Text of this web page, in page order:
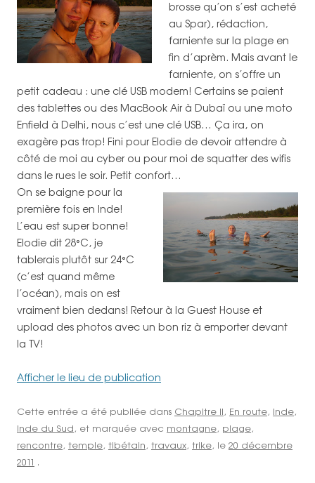
brosse qu’on s’est acheté
au Spar), rédaction,
farniente sur la plage en
fin d’aprèm. Mais avant le
farniente, on s’offre un
petit cadeau : une clé USB modem! Certains se paient
des tablettes ou des MacBook Air à Dubaï ou une moto
Enfield à Delhi, nous c’est une clé USB… Ça ira, on
exagère pas trop! Fini pour Elodie de devoir attendre à
côté de moi au cyber ou pour moi de squatter des wifis
dans le rues le soir. Petit confort…
On se baigne pour la
première fois en Inde!
L’eau est super bonne!
Elodie dit 28°C, je
tablerais plutôt sur 24°C
(c’est quand même
l’océan), mais on est
vraiment bien dedans! Retour à la Guest House et
upload des photos avec un bon riz à emporter devant
la TV!
Afficher le lieu de publication
Cette entrée a été publiée dans Chapitre II, En route, Inde,
Inde du Sud, et marquée avec montagne, plage,
rencontre, temple, tibétain, travaux, trike, le 20 décembre
2011 .